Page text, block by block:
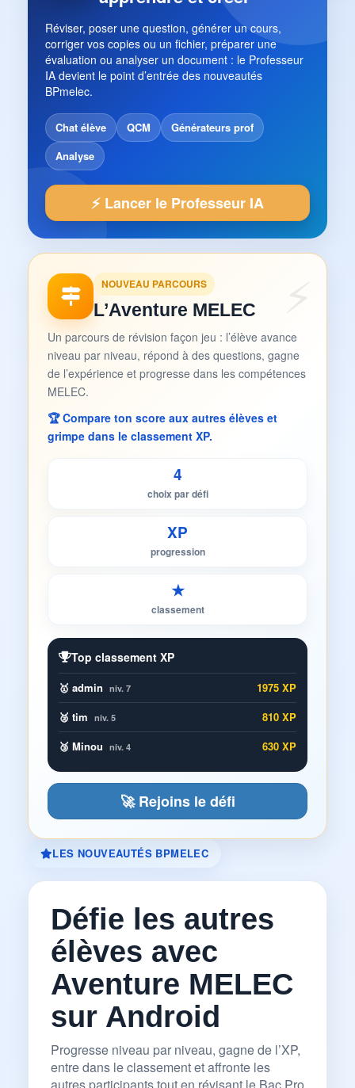
Réviser, poser une question, générer un cours,
corriger vos copies ou un fichier, préparer une
évaluation ou analyser un document : le Professeur
IA devient le point d’entrée des nouveautés
BPmelec.
Chat élève QCM
Générateurs prof
Analyse
⚡ Lancer le Professeur IA
NOUVEAU PARCOURS
L’Aventure MELEC
Un parcours de révision façon jeu : l’élève avance
niveau par niveau, répond à des questions, gagne
de l’expérience et progresse dans les compétences
MELEC.
🏆 Compare ton score aux autres élèves et
grimpe dans le classement XP.
4
choix par défi
XP
progression
★
classement
Top classement XP
🥇 admin niv. 7
1975 XP
🥈 tim niv. 5
810 XP
🥉 Minou niv. 4 630 XP
🚀 Rejoins le défi
LES NOUVEAUTÉS BPMELEC
Défie les autres
élèves avec
Aventure MELEC
sur Android
Progresse niveau par niveau, gagne de l’XP,
entre dans le classement et affronte les